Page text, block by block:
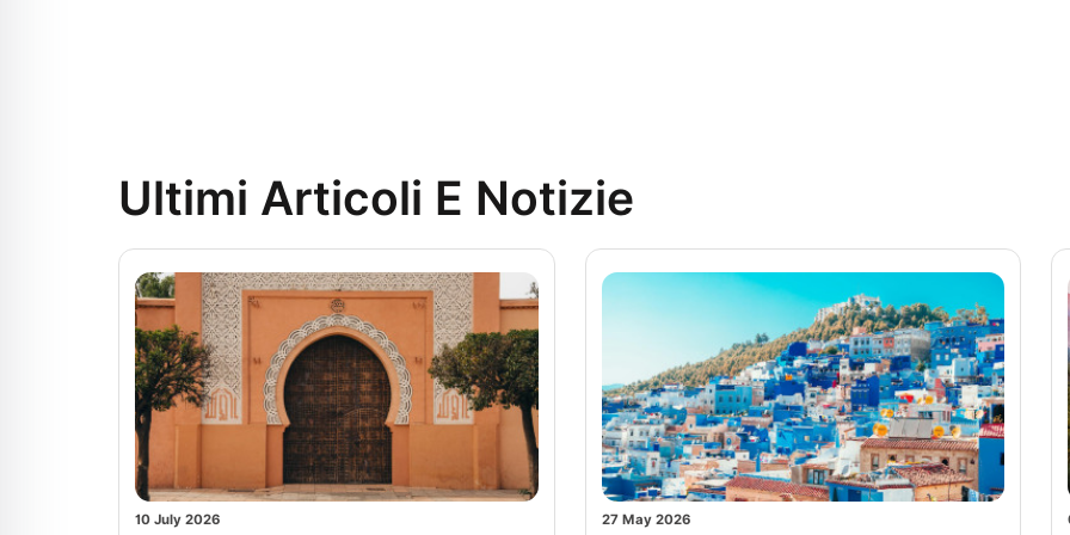
Ultimi Articoli E Notizie
10 July 2026 27 May 2026